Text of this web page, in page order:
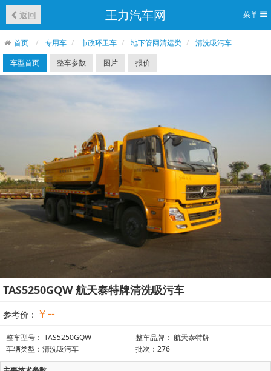
返回 王力汽车网 菜单
首页 专用车 市政环卫车 地下管网清运类
清洗吸污车
车型首页
整车参数 图片 报价
TAS5250GQW 航天泰特牌清洗吸污车
参考价： ￥--
整车型号： TAS5250GQW
整车品牌： 航天泰特牌
车辆类型：清洗吸污车
批次：276